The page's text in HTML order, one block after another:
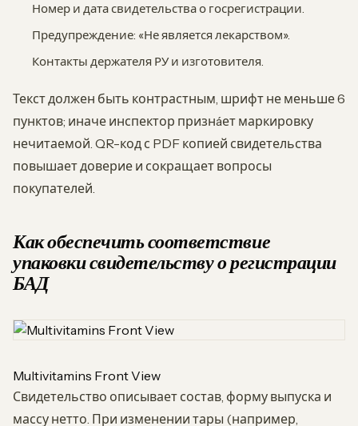
Номер и дата свидетельства о госрегистрации.
Предупреждение: «Не является лекарством».
Контакты держателя РУ и изготовителя.
Текст должен быть контрастным, шрифт не меньше 6
пунктов; иначе инспектор признáет маркировку
нечитаемой. QR-код с PDF копией свидетельства
повышает доверие и сокращает вопросы
покупателей.
Как обеспечить соответствие
упаковки свидетельству о регистрации
БАД
Multivitamins Front View
Свидетельство описывает состав, форму выпуска и
массу нетто. При изменении тары (например,